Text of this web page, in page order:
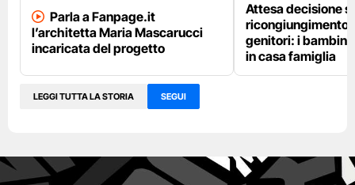
Parla a Fanpage.it
l’architetta Maria Mascarucci
incaricata del progetto
Attesa decisione
ricongiungimento
genitori: i bambini
in casa famiglia
LEGGI TUTTA LA STORIA SEGUI